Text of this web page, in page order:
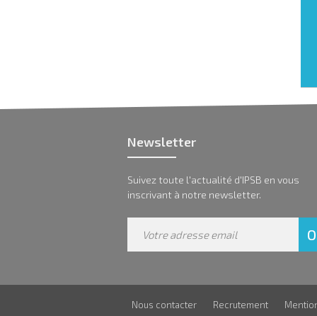
Newsletter
Suivez toute l'actualité d'IPSB en vous
inscrivant à notre newsletter.
Nous contacter Recrutement